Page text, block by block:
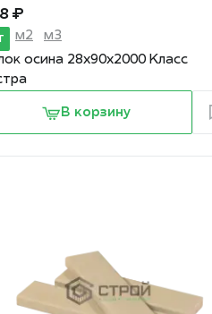
₽
м2
м3
осина 28х90х2000 Класс
В корзину